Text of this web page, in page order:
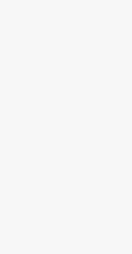
en
hasta Axion